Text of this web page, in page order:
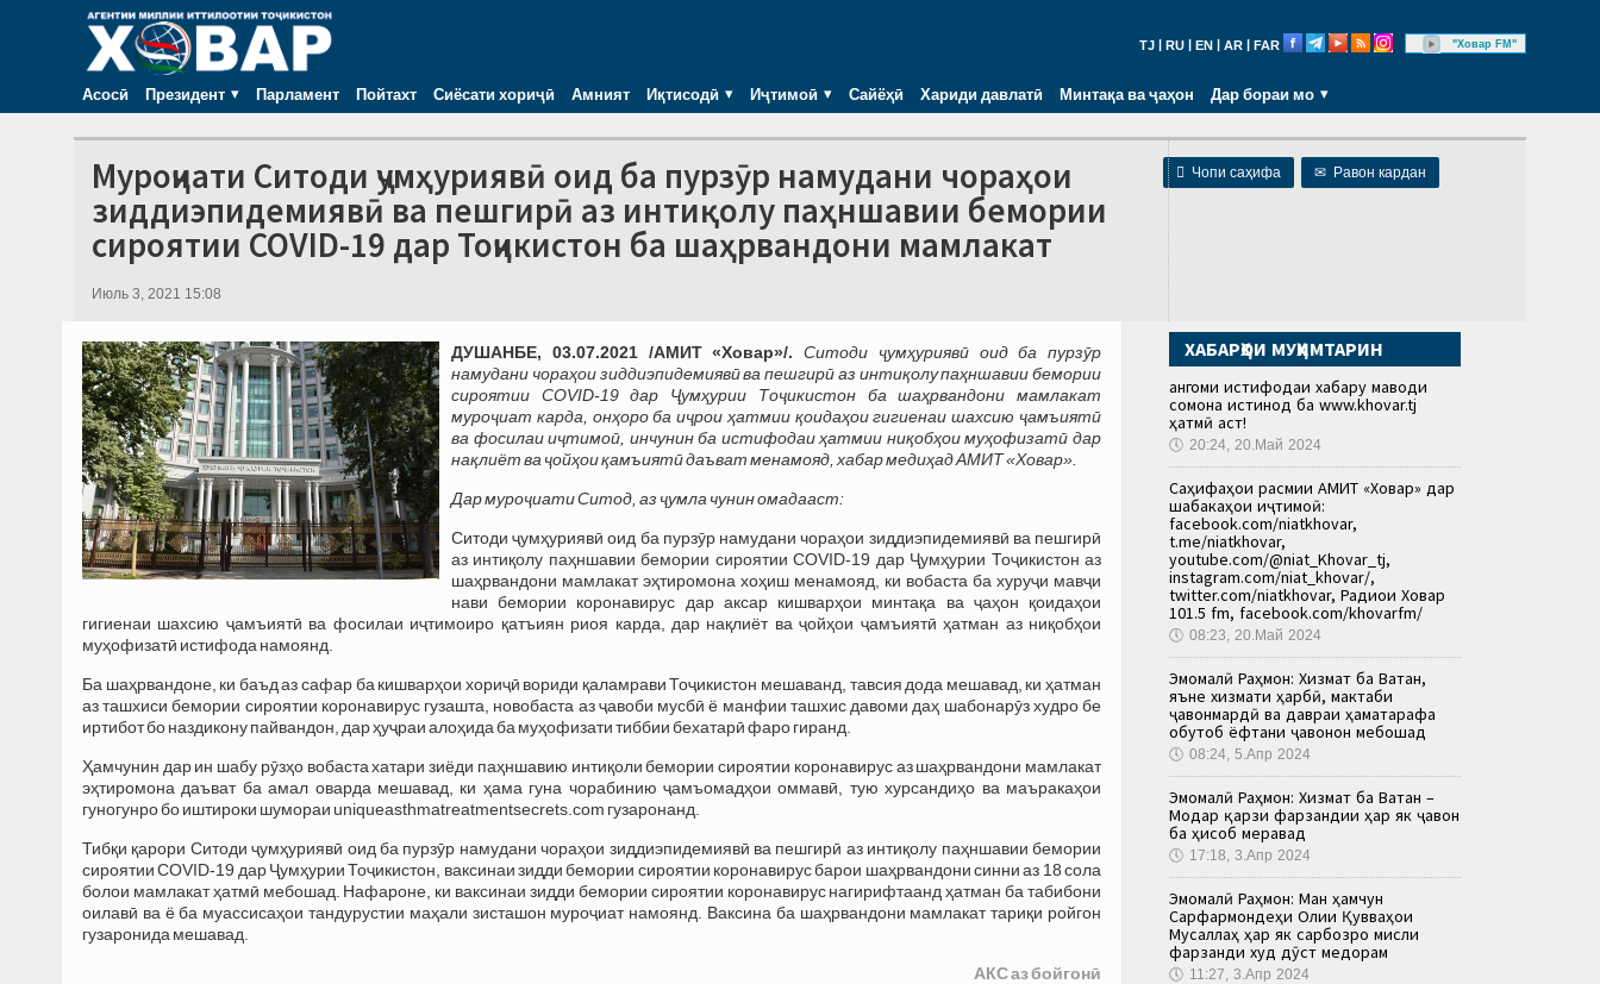
TJ RU EN AR FAR "Ховар FM"
Асосӣ Президент Парламент Пойтахт Сиёсати хориҷӣ Амният Иқтисодӣ Иҷтимоӣ Сайёҳӣ Хариди давлатӣ Минтақа ва ҷаҳон Дар бораи мо
 Чопи саҳифа ✉ Равон кардан
Муроҷиати Ситоди ҷумҳуриявӣ оид ба пурзӯр намудани чораҳои
зиддиэпидемиявӣ ва пешгирӣ аз интиқолу паҳншавии бемории
сироятии COVID-19 дар Тоҷикистон ба шаҳрвандони мамлакат
Июль 3, 2021 15:08
ДУШАНБЕ, 03.07.2021 /АМИТ «Ховар»/. Ситоди ҷумҳуриявӣ оид ба пурзӯр
намудани чораҳои зиддиэпидемиявӣ ва пешгирӣ аз интиқолу паҳншавии бемории
сироятии COVID-19 дар Ҷумҳурии Тоҷикистон ба шаҳрвандони мамлакат
муроҷиат карда, онҳоро ба иҷрои ҳатмии қоидаҳои гигиенаи шахсию ҷамъиятӣ
ва фосилаи иҷтимоӣ, инчунин ба истифодаи ҳатмии ниқобҳои муҳофизатӣ дар
нақлиёт ва ҷойҳои қамъиятӣ даъват менамояд, хабар медиҳад АМИТ «Ховар».
Дар муроҷиати Ситод, аз ҷумла чунин омадааст:
Ситоди ҷумҳуриявӣ оид ба пурзӯр намудани чораҳои зиддиэпидемиявӣ ва пешгирӣ
аз интиқолу паҳншавии бемории сироятии COVID-19 дар Ҷумҳурии Тоҷикистон аз
шаҳрвандони мамлакат эҳтиромона хоҳиш менамояд, ки вобаста ба хуруҷи мавҷи
нави бемории коронавирус дар аксар кишварҳои минтақа ва ҷаҳон қоидаҳои
гигиенаи шахсию ҷамъиятӣ ва фосилаи иҷтимоиро қатъиян риоя карда, дар нақлиёт ва ҷойҳои ҷамъиятӣ ҳатман аз ниқобҳои
муҳофизатӣ истифода намоянд.
Ба шаҳрвандоне, ки баъд аз сафар ба кишварҳои хориҷӣ вориди қаламрави Тоҷикистон мешаванд, тавсия дода мешавад, ки ҳатман
аз ташхиси бемории сироятии коронавирус гузашта, новобаста аз ҷавоби мусбӣ ё манфии ташхис давоми даҳ шабонарӯз худро бе
иртибот бо наздикону пайвандон, дар ҳуҷраи алоҳида ба муҳофизати тиббии бехатарӣ фаро гиранд.
Ҳамчунин дар ин шабу рӯзҳо вобаста хатари зиёди паҳншавию интиқоли бемории сироятии коронавирус аз шаҳрвандони мамлакат
эҳтиромона даъват ба амал оварда мешавад, ки ҳама гуна чорабинию ҷамъомадҳои оммавӣ, тую хурсандиҳо ва маъракаҳои
гуногунро бо иштироки шумораи uniqueasthmatreatmentsecrets.com гузаронанд.
Тибқи қарори Ситоди ҷумҳуриявӣ оид ба пурзӯр намудани чораҳои зиддиэпидемиявӣ ва пешгирӣ аз интиқолу паҳншавии бемории
сироятии COVID-19 дар Ҷумҳурии Тоҷикистон, ваксинаи зидди бемории сироятии коронавирус барои шаҳрвандони синни аз 18 сола
болои мамлакат ҳатмӣ мебошад. Нафароне, ки ваксинаи зидди бемории сироятии коронавирус нагирифтаанд ҳатман ба табибони
оилавӣ ва ё ба муассисаҳои тандурустии маҳали зисташон муроҷиат намоянд. Ваксина ба шаҳрвандони мамлакат тариқи ройгон
гузаронида мешавад.
АКС аз бойгонӣ
ХАБАРҲОИ МУҲИМТАРИН
Ҳангоми истифодаи хабару маводи
сомона истинод ба www.khovar.tj
ҳатмӣ аст!
🕔 20:24, 20.Май 2024
Саҳифаҳои расмии АМИТ «Ховар» дар
шабакаҳои иҷтимоӣ:
facebook.com/niatkhovar,
t.me/niatkhovar,
youtube.com/@niat_Khovar_tj,
instagram.com/niat_khovar/,
twitter.com/niatkhovar, Радиои Ховар
101.5 fm, facebook.com/khovarfm/
🕔 08:23, 20.Май 2024
Эмомалӣ Раҳмон: Хизмат ба Ватан,
яъне хизмати ҳарбӣ, мактаби
ҷавонмардӣ ва давраи ҳаматарафа
обутоб ёфтани ҷавонон мебошад
🕔 08:24, 5.Апр 2024
Эмомалӣ Раҳмон: Хизмат ба Ватан –
Модар қарзи фарзандии ҳар як ҷавон
ба ҳисоб меравад
🕔 17:18, 3.Апр 2024
Эмомалӣ Раҳмон: Ман ҳамчун
Сарфармондеҳи Олии Қувваҳои
Мусаллаҳ ҳар як сарбозро мисли
фарзанди худ дӯст медорам
🕔 11:27, 3.Апр 2024